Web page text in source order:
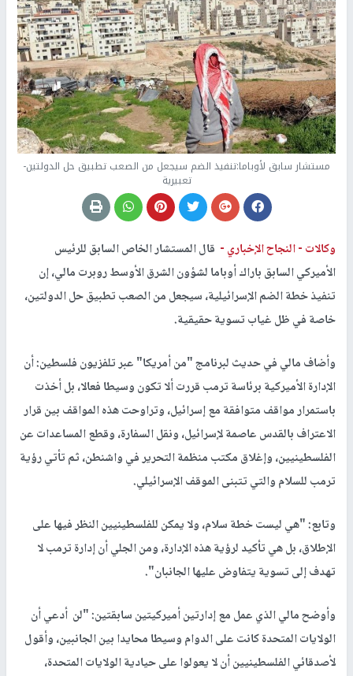
مستشار سابق لأوباما:تنفيذ الضم سيجعل من الصعب تطبيق حل الدولتين-
تعبيرية
وكالات -النجاح الإخباري - قال المستشار الخاص السابق للرئيس
الأميركي السابق باراك أوباما لشؤون الشرق الأوسط روبرت مالي، إن
تنفيذ خطة الضم الإسرائيلية، سيجعل من الصعب تطبيق حل الدولتين،
خاصة في ظل غياب تسوية حقيقية.
وأضاف مالي في حديث لبرنامج "من أمريكا" عبر تلفزيون فلسطين: أن
الإدارة الأميركية برئاسة ترمب قررت ألا تكون وسيطا فعالا، بل أخذت
باستمرار مواقف متوافقة مع إسرائيل، وتراوحت هذه المواقف بين قرار
الاعتراف بالقدس عاصمة لإسرائيل، ونقل السفارة، وقطع المساعدات عن
الفلسطينيين، وإغلاق مكتب منظمة التحرير في واشنطن، ثم تأتي رؤية
ترمب للسلام والتي تتبنى الموقف الإسرائيلي.
وتابع: "هي ليست خطة سلام، ولا يمكن للفلسطينيين النظر فيها على
الإطلاق، بل هي تأكيد لرؤية هذه الإدارة، ومن الجلي أن إدارة ترمب لا
تهدف إلى تسوية يتفاوض عليها الجانبان".
وأوضح مالي الذي عمل مع إدارتين أميركيتين سابقتين: "لن أدعي أن
الولايات المتحدة كانت على الدوام وسيطا محايدا بين الجانبين، وأقول
لأصدقائي الفلسطينيين أن لا يعولوا على حيادية الولايات المتحدة،